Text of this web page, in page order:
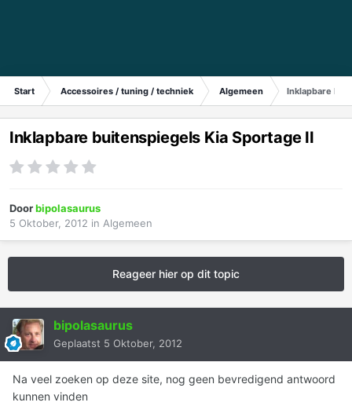
Start Accessoires / tuning / techniek Algemeen Inklapbare
Inklapbare buitenspiegels Kia Sportage II
Doorbipolasaurus
5 Oktober, 2012 in Algemeen
Reageer hier op dit topic
bipolasaurus
Geplaatst 5 Oktober, 2012
Na veel zoeken op deze site, nog geen bevredigend antwoord
kunnen vinden